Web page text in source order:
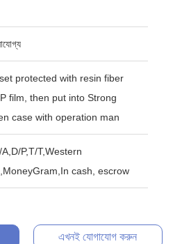
protected with resin fiber
film, then put into Strong
case with operation man
P,T/T,Western
cash, escrow
এখনই যোগাযোগ করুন